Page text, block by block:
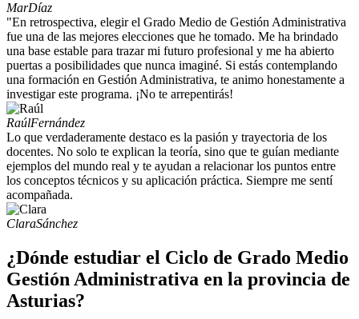
MarDíaz
"En retrospectiva, elegir el Grado Medio de Gestión Administrativa
fue una de las mejores elecciones que he tomado. Me ha brindado
una base estable para trazar mi futuro profesional y me ha abierto
puertas a posibilidades que nunca imaginé. Si estás contemplando
una formación en Gestión Administrativa, te animo honestamente a
investigar este programa. ¡No te arrepentirás!
RaúlFernández
Lo que verdaderamente destaco es la pasión y trayectoria de los
docentes. No solo te explican la teoría, sino que te guían mediante
ejemplos del mundo real y te ayudan a relacionar los puntos entre
los conceptos técnicos y su aplicación práctica. Siempre me sentí
acompañada.
ClaraSánchez
¿Dónde estudiar el Ciclo de Grado Medio
Gestión Administrativa en la provincia de
Asturias?